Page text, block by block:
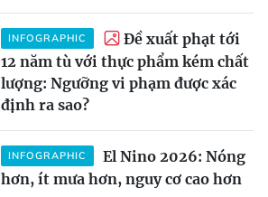
INFOGRAPHIC
Đề xuất phạt tới
12 năm tù với thực phẩm kém chất
lượng: Ngưỡng vi phạm được xác
định ra sao?
INFOGRAPHIC
El Nino 2026: Nóng
hơn, ít mưa hơn, nguy cơ cao hơn